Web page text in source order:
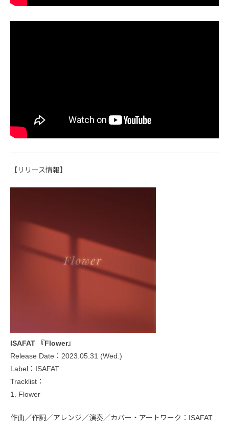
【リリース情報】
ISAFAT 『Flower』
Release Date：2023.05.31 (Wed.)
Label：ISAFAT
Tracklist：
1. Flower
作曲／作詞／アレンジ／演奏／カバー・アートワーク：ISAFAT